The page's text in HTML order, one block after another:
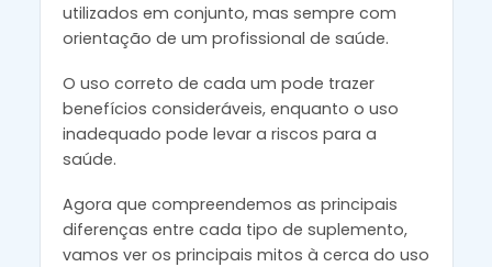
utilizados em conjunto, mas sempre com
orientação de um profissional de saúde.
O uso correto de cada um pode trazer
benefícios consideráveis, enquanto o uso
inadequado pode levar a riscos para a
saúde.
Agora que compreendemos as principais
diferenças entre cada tipo de suplemento,
vamos ver os principais mitos à cerca do uso